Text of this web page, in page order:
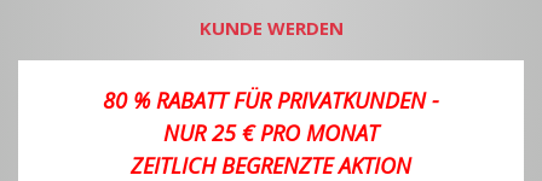
KUNDE WERDEN
80 % RABATT FÜR PRIVATKUNDEN -
NUR 25 € PRO MONAT
ZEITLICH BEGRENZTE AKTION